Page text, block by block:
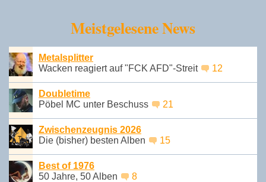
Meistgelesene News
Metalsplitter
Wacken reagiert auf "FCK AFD"-Streit
12
Doubletime
Pöbel MC unter Beschuss
21
Zwischenzeugnis 2026
Die (bisher) besten Alben
15
Best of 1976
50 Jahre, 50 Alben
8